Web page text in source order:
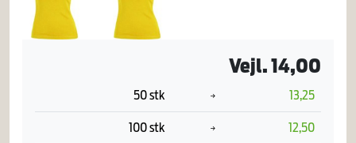
Vejl. 14,00
50 stk 13,25
100 stk 12,50